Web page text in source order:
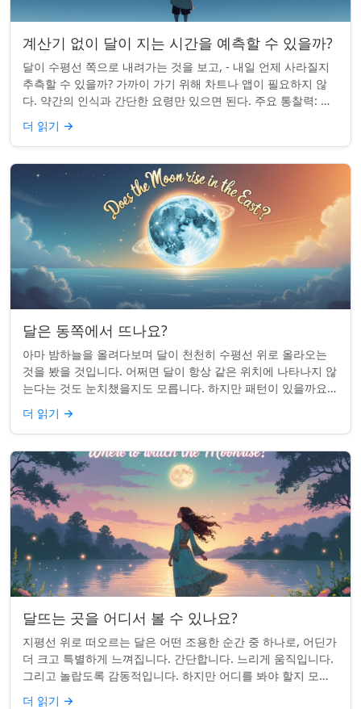
계산기 없이 달이 지는 시간을 예측할 수 있을까?
달이 수평선 쪽으로 내려가는 것을 보고, - 내일 언제 사라질지
추측할 수 있을까? 가까이 가기 위해 차트나 앱이 필요하지 않
다. 약간의 인식과 간단한 요령만 있으면 된다. 주요 통찰력: 오
늘의 달 뜨는 시간을 알고...
더 읽기 →
달은 동쪽에서 뜨나요?
아마 밤하늘을 올려다보며 달이 천천히 수평선 위로 올라오는
것을 봤을 것입니다. 어쩌면 달이 항상 같은 위치에 나타나지 않
는다는 것도 눈치챘을지도 모릅니다. 하지만 패턴이 있을까요?
달은 정말 매번 동쪽에서 뜰까요?...
더 읽기 →
달뜨는 곳을 어디서 볼 수 있나요?
지평선 위로 떠오르는 달은 어떤 조용한 순간 중 하나로, 어딘가
더 크고 특별하게 느껴집니다. 간단합니다. 느리게 움직입니다.
그리고 놀랍도록 감동적입니다. 하지만 어디를 봐야 할지 모르
면 잡기 쉽지 않을 수 있습니...
더 읽기 →